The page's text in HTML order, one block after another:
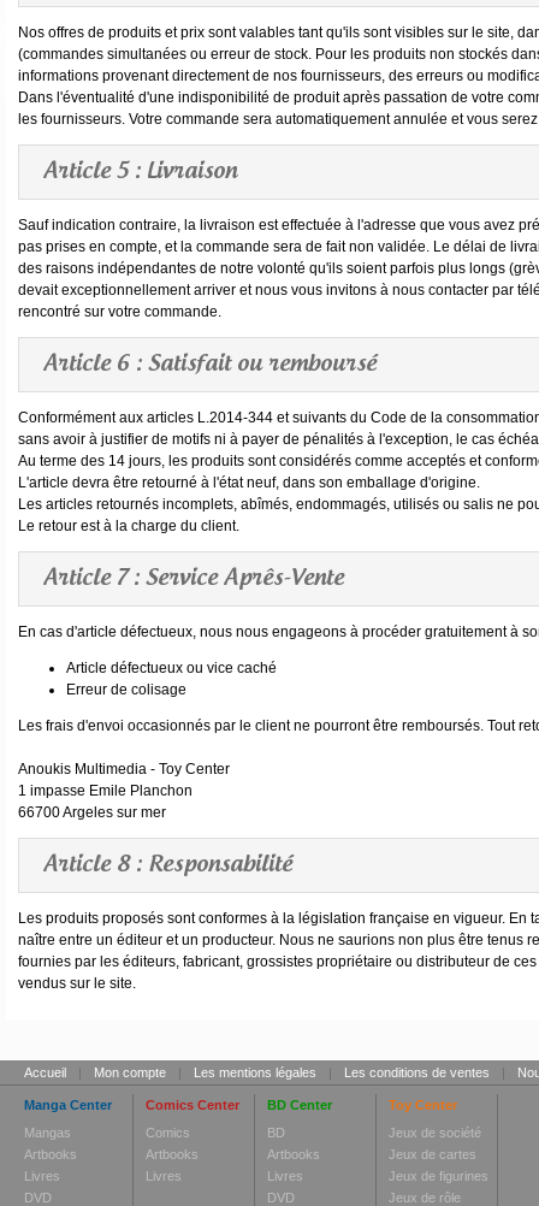
Nos offres de produits et prix sont valables tant qu'ils sont visibles sur le site,
(commandes simultanées ou erreur de stock. Pour les produits non stockés
informations provenant directement de nos fournisseurs, des erreurs ou
Dans l'éventualité d'une indisponibilité de produit après passation de votre
les fournisseurs. Votre commande sera automatiquement annulée et vous
Article 5 : Livraison
Sauf indication contraire, la livraison est effectuée à l'adresse que vous avez
pas prises en compte, et la commande sera de fait non validée. Le délai de
des raisons indépendantes de notre volonté qu'ils soient parfois plus longs
devait exceptionnellement arriver et nous vous invitons à nous contacter par
rencontré sur votre commande.
Article 6 : Satisfait ou remboursé
Conformément aux articles L.2014-344 et suivants du Code de la
sans avoir à justifier de motifs ni à payer de pénalités à l'exception, le cas
Au terme des 14 jours, les produits sont considérés comme acceptés et
L'article devra être retourné à l'état neuf, dans son emballage d'origine.
Les articles retournés incomplets, abîmés, endommagés, utilisés ou salis ne
Le retour est à la charge du client.
Article 7 : Service Aprês-Vente
En cas d'article défectueux, nous nous engageons à procéder gratuitement à
Article défectueux ou vice caché
Erreur de colisage
Les frais d'envoi occasionnés par le client ne pourront être remboursés. Tout
Anoukis Multimedia - Toy Center
1 impasse Emile Planchon
66700 Argeles sur mer
Article 8 : Responsabilité
Les produits proposés sont conformes à la législation française en vigueur.
naître entre un éditeur et un producteur. Nous ne saurions non plus être tenus
fournies par les éditeurs, fabricant, grossistes propriétaire ou distributeur de
vendus sur le site.
Accueil | Mon compte | Les mentions légales | Les conditions de ventes |
Manga Center
Mangas
Artbooks
Livres
DVD
Comics Center
Comics
Artbooks
Livres
BD Center
BD
Artbooks
Livres
DVD
Toy Center
Jeux de société
Jeux de cartes
Jeux de figurines
Jeux de rôle